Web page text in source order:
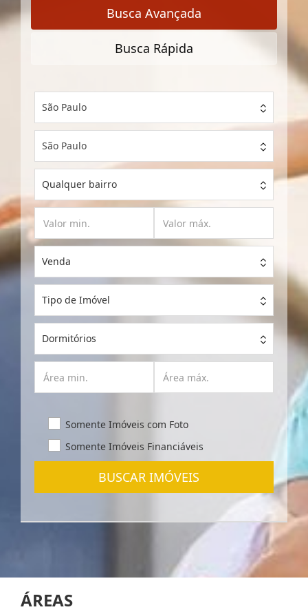
Busca Avançada
Busca Rápida
São Paulo
São Paulo
Qualquer bairro
Venda
Tipo de Imóvel
Dormitórios
Somente Imóveis com Foto
Somente Imóveis Financiáveis
BUSCAR IMÓVEIS
ÁREAS